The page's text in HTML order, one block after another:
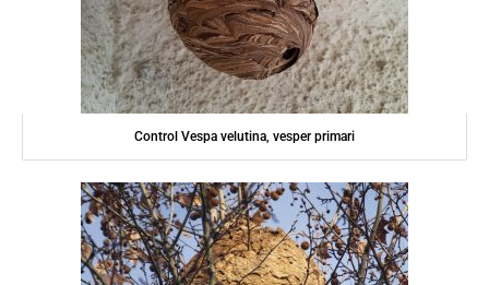
Control Vespa velutina, vesper primari